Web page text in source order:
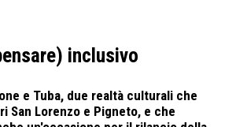
inclusivo
e Tuba, due realtà culturali che
San Lorenzo e Pigneto, e che